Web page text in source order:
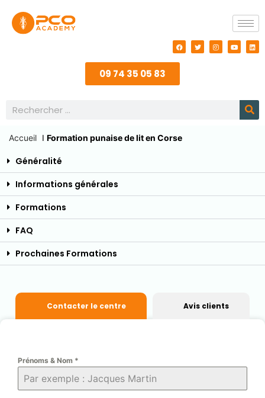
09 74 35 05 83
Accueil I Formation punaise de lit en Corse
Généralité
Informations générales
Formations
FAQ
Prochaines Formations
Contacter le centre Avis clients
Prénoms & Nom *